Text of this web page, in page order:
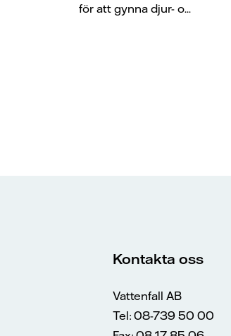
för att gynna djur- o...
Kontakta oss
Vattenfall AB
Tel: 08-739 50 00